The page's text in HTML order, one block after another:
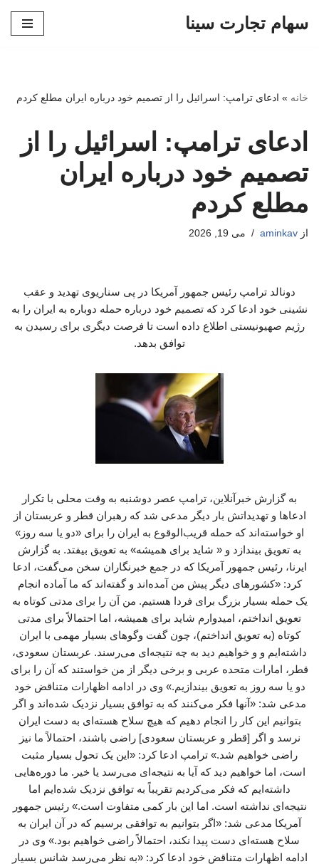
سهام تجارت سینا
خانه » ادعای ترامپ: اسرائیل را از تصمیم خود درباره ایران مطلع کردم
ادعای ترامپ: اسرائیل را از
تصمیم خود درباره ایران
مطلع کردم
از aminkav می 19, 2026
دونالد ترامپ رئیس جمهور آمریکا در پی سناریوی تهدید و عقب
نشینی خود ادعا کرد که تصمیم خود درباره حمله دوباره به ایران را به
رژیم صهیونیستی اطلاع داده است تا فرصت دیگری برای رسیدن به
توافق بدهد.
به گزارش خبرآنلاین، ترامپ عصر دوشنبه به وقت محلی با تکرار
ادعاها و تهدیداتش بار دیگر مدعی شد که رهبران قطر و عربستان از
او خواسته‌اند که حمله قریب‌الوقوع به ایران را برای «دو یا سه روز»
به تعویق بیندازد و « شاید برای همیشه» به تعویق بیفتد. به گزارش
ایرنا، رئیس جمهور آمریکا که در جمع خبرنگاران سخن می‌گفت، ادعا
کرد: «کشورهای دیگر پیش من آمده‌اند و گفته‌اند که ما آماده انجام
یک حمله بسیار بزرگ برای فردا هستیم. من آن را برای مدتی کوتاه به
تعویق انداختم، امیدوارم شاید برای همیشه، اما احتمالاً برای مدتی
کوتاه (به تعویق انداختم)، چون گفت‌ وگوهای بسیار مهمی با ایران
داشته‌ایم و و خواهیم دید به چه نتیجه‌ای می‌رسند. عربستان سعودی،
قطر، امارات متحده عربی و برخی دیگر از من خواستند که آن را برای
دو یا سه روز به تعویق بیندازیم.» وی در ادامه اظهارات متناقض خود
مدعی شد: «آنها فکر می‌کنند که به توافق بسیار نزدیک شده‌اند و اگر
بتوانیم این کار را انجام دهیم که هیچ سلاح هسته‌ای به دست ایران
نرسد و اگر [قطر و عربستان سعودی] راضی باشند، احتمالاً ما نیز
راضی خواهیم شد.» ترامپ ادعا کرد: «این یک تحول بسیار مثبت
است، اما خواهیم دید که آیا به نتیجه‌ای می‌رسد یا خیر. ما دوره‌هایی
داشته‌ایم که فکر می‌کردیم تقریباً به توافق نزدیک شده‌ایم اما
نتیجه‌ای نداشته است. اما این بار کمی متفاوت است.» رئیس جمهور
آمریکا مدعی شد: «اگر بتوانیم به توافقی برسیم که در آن ایران به
سلاح هسته‌ای دست پیدا نکند، احتمالاً راضی خواهیم بود.» وی در
ادامه اظهارات متناقض خود ادعا کرد: «به نظر می‌رسد شانس بسیار